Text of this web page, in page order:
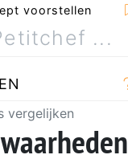
voorstellen
vergelijken